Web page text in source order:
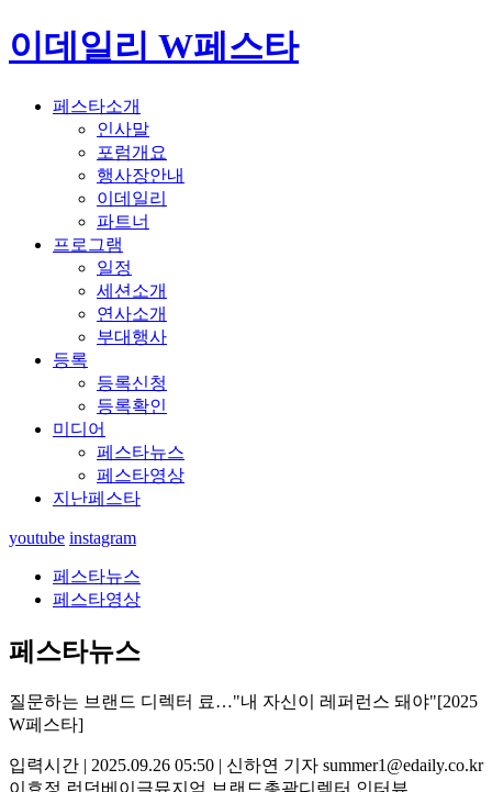
이데일리 W페스타
페스타소개
인사말
포럼개요
행사장안내
이데일리
파트너
프로그램
일정
세션소개
연사소개
부대행사
등록
등록신청
등록확인
미디어
페스타뉴스
페스타영상
지난페스타
youtube instagram
페스타뉴스
페스타영상
페스타뉴스
질문하는 브랜드 디렉터 료…"내 자신이 레퍼런스 돼야"[2025
W페스타]
입력시간 | 2025.09.26 05:50 | 신하연 기자 summer1@edaily.co.kr
이효정 런던베이글뮤지엄 브랜드총괄디렉터 인터뷰